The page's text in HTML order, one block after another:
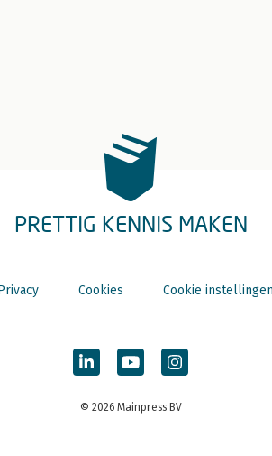
PRETTIG KENNIS MAKEN
Cookies Cookie instellingen
© 2026 Mainpress BV